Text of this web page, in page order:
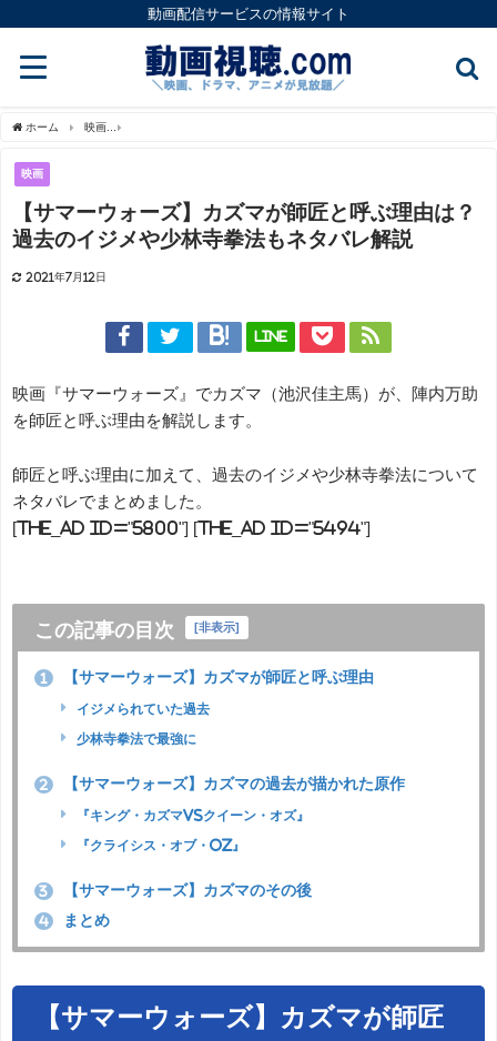
動画配信サービスの情報サイト
ホーム 映画
映画
【サマーウォーズ】カズマが師匠と呼ぶ理由は？
過去のイジメや少林寺拳法もネタバレ解説
2021年7月12日
LINE
映画『サマーウォーズ』でカズマ（池沢佳主馬）が、陣内万助
を師匠と呼ぶ理由を解説します。
師匠と呼ぶ理由に加えて、過去のイジメや少林寺拳法について
ネタバレでまとめました。
[the_ad id="5800"] [the_ad id="5494"]
この記事の目次 非表示
1 【サマーウォーズ】カズマが師匠と呼ぶ理由
イジメられていた過去
少林寺拳法で最強に
2 【サマーウォーズ】カズマの過去が描かれた原作
『キング・カズマvsクイーン・オズ』
『クライシス・オブ・OZ』
3 【サマーウォーズ】カズマのその後
4 まとめ
【サマーウォーズ】カズマが師匠